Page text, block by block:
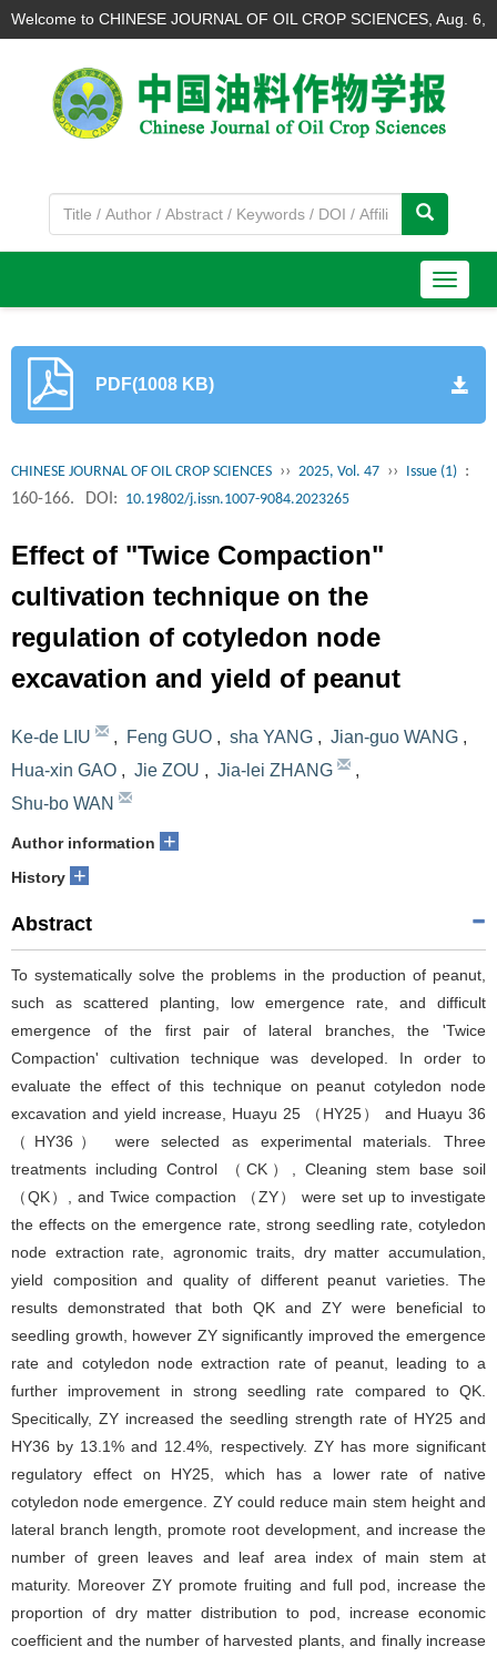
Welcome to CHINESE JOURNAL OF OIL CROP SCIENCES, Aug. 6,
导
航
切
换
PDF(1008 KB)
CHINESE JOURNAL OF OIL CROP SCIENCES ›› 2025, Vol. 47 ›› Issue (1) :
160-166.
DOI: 10.19802/j.issn.1007-9084.2023265
Effect of "Twice Compaction"
cultivation technique on the
regulation of cotyledon node
excavation and yield of peanut
Ke-de LIU , Feng GUO , sha YANG , Jian-guo WANG ,
Hua-xin GAO , Jie ZOU , Jia-lei ZHANG
,
Shu-bo WAN
Author information +
History +
Abstract
To systematically solve the problems in the production of peanut,
such as scattered planting, low emergence rate, and difficult
emergence of the first pair of lateral branches, the 'Twice
Compaction' cultivation technique was developed. In order to
evaluate the effect of this technique on peanut cotyledon node
excavation and yield increase, Huayu 25 （HY25） and Huayu 36
（HY36） were selected as experimental materials. Three
treatments including Control （CK）, Cleaning stem base soil
（QK）, and Twice compaction （ZY） were set up to investigate
the effects on the emergence rate, strong seedling rate, cotyledon
node extraction rate, agronomic traits, dry matter accumulation,
yield composition and quality of different peanut varieties. The
results demonstrated that both QK and ZY were beneficial to
seedling growth, however ZY significantly improved the emergence
rate and cotyledon node extraction rate of peanut, leading to a
further improvement in strong seedling rate compared to QK.
Specitically, ZY increased the seedling strength rate of HY25 and
HY36 by 13.1% and 12.4%, respectively. ZY has more significant
regulatory effect on HY25, which has a lower rate of native
cotyledon node emergence. ZY could reduce main stem height and
lateral branch length, promote root development, and increase the
number of green leaves and leaf area index of main stem at
maturity. Moreover ZY promote fruiting and full pod, increase the
proportion of dry matter distribution to pod, increase economic
coefficient and the number of harvested plants, and finally increase